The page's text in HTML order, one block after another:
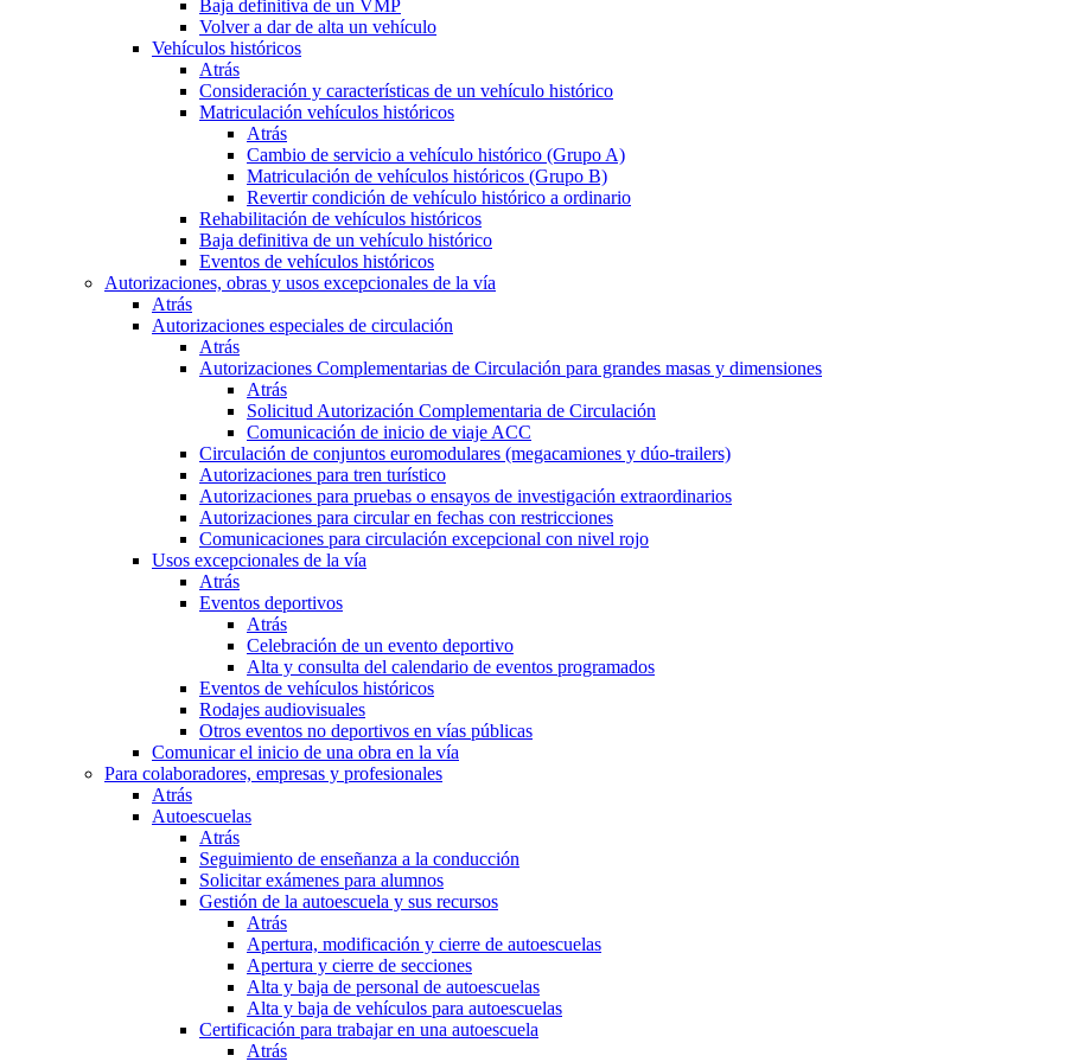
Baja definitiva de un VMP
Volver a dar de alta un vehículo
Vehículos históricos
Atrás
Consideración y características de un vehículo histórico
Matriculación vehículos históricos
Atrás
Cambio de servicio a vehículo histórico (Grupo A)
Matriculación de vehículos históricos (Grupo B)
Revertir condición de vehículo histórico a ordinario
Rehabilitación de vehículos históricos
Baja definitiva de un vehículo histórico
Eventos de vehículos históricos
Autorizaciones, obras y usos excepcionales de la vía
Atrás
Autorizaciones especiales de circulación
Atrás
Autorizaciones Complementarias de Circulación para grandes masas y dimensiones
Atrás
Solicitud Autorización Complementaria de Circulación
Comunicación de inicio de viaje ACC
Circulación de conjuntos euromodulares (megacamiones y dúo-trailers)
Autorizaciones para tren turístico
Autorizaciones para pruebas o ensayos de investigación extraordinarios
Autorizaciones para circular en fechas con restricciones
Comunicaciones para circulación excepcional con nivel rojo
Usos excepcionales de la vía
Atrás
Eventos deportivos
Atrás
Celebración de un evento deportivo
Alta y consulta del calendario de eventos programados
Eventos de vehículos históricos
Rodajes audiovisuales
Otros eventos no deportivos en vías públicas
Comunicar el inicio de una obra en la vía
Para colaboradores, empresas y profesionales
Atrás
Autoescuelas
Atrás
Seguimiento de enseñanza a la conducción
Solicitar exámenes para alumnos
Gestión de la autoescuela y sus recursos
Atrás
Apertura, modificación y cierre de autoescuelas
Apertura y cierre de secciones
Alta y baja de personal de autoescuelas
Alta y baja de vehículos para autoescuelas
Certificación para trabajar en una autoescuela
Atrás